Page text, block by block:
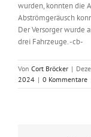
wurden, konnten die
Abströmgeräusch
Der Versorger wurde
drei Fahrzeuge. -cb-
Von Cort Bröcker |
2024 | 0 Kommentare